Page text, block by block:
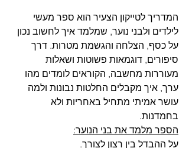
המדריך לטייקון הצעיר הוא ספר מעשי
לילדים ולבני נוער, שמלמד איך לחשוב נכון
על כסף, הצלחה והגשמת מטרות. דרך
סיפורים, דוגמאות פשוטות ושאלות
מעוררות מחשבה, הקוראים לומדים מהו
ערך, איך מקבלים החלטות נבונות ולמה
עושר אמיתי מתחיל באחריות ולא
בחמדנות.
הספר מלמד את בני הנוער:
על ההבדל בין רצון לצורך.